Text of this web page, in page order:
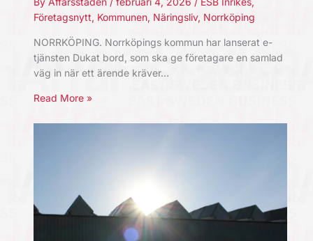
Företagsnytt, Kommunen, Näringsliv, Norrköping
NORRKÖPING. Norrköpings kommun har lanserat e-
tjänsten Dukat bord, som ska ge företagare en samlad
väg in när ett ärende kräver…
Read More »